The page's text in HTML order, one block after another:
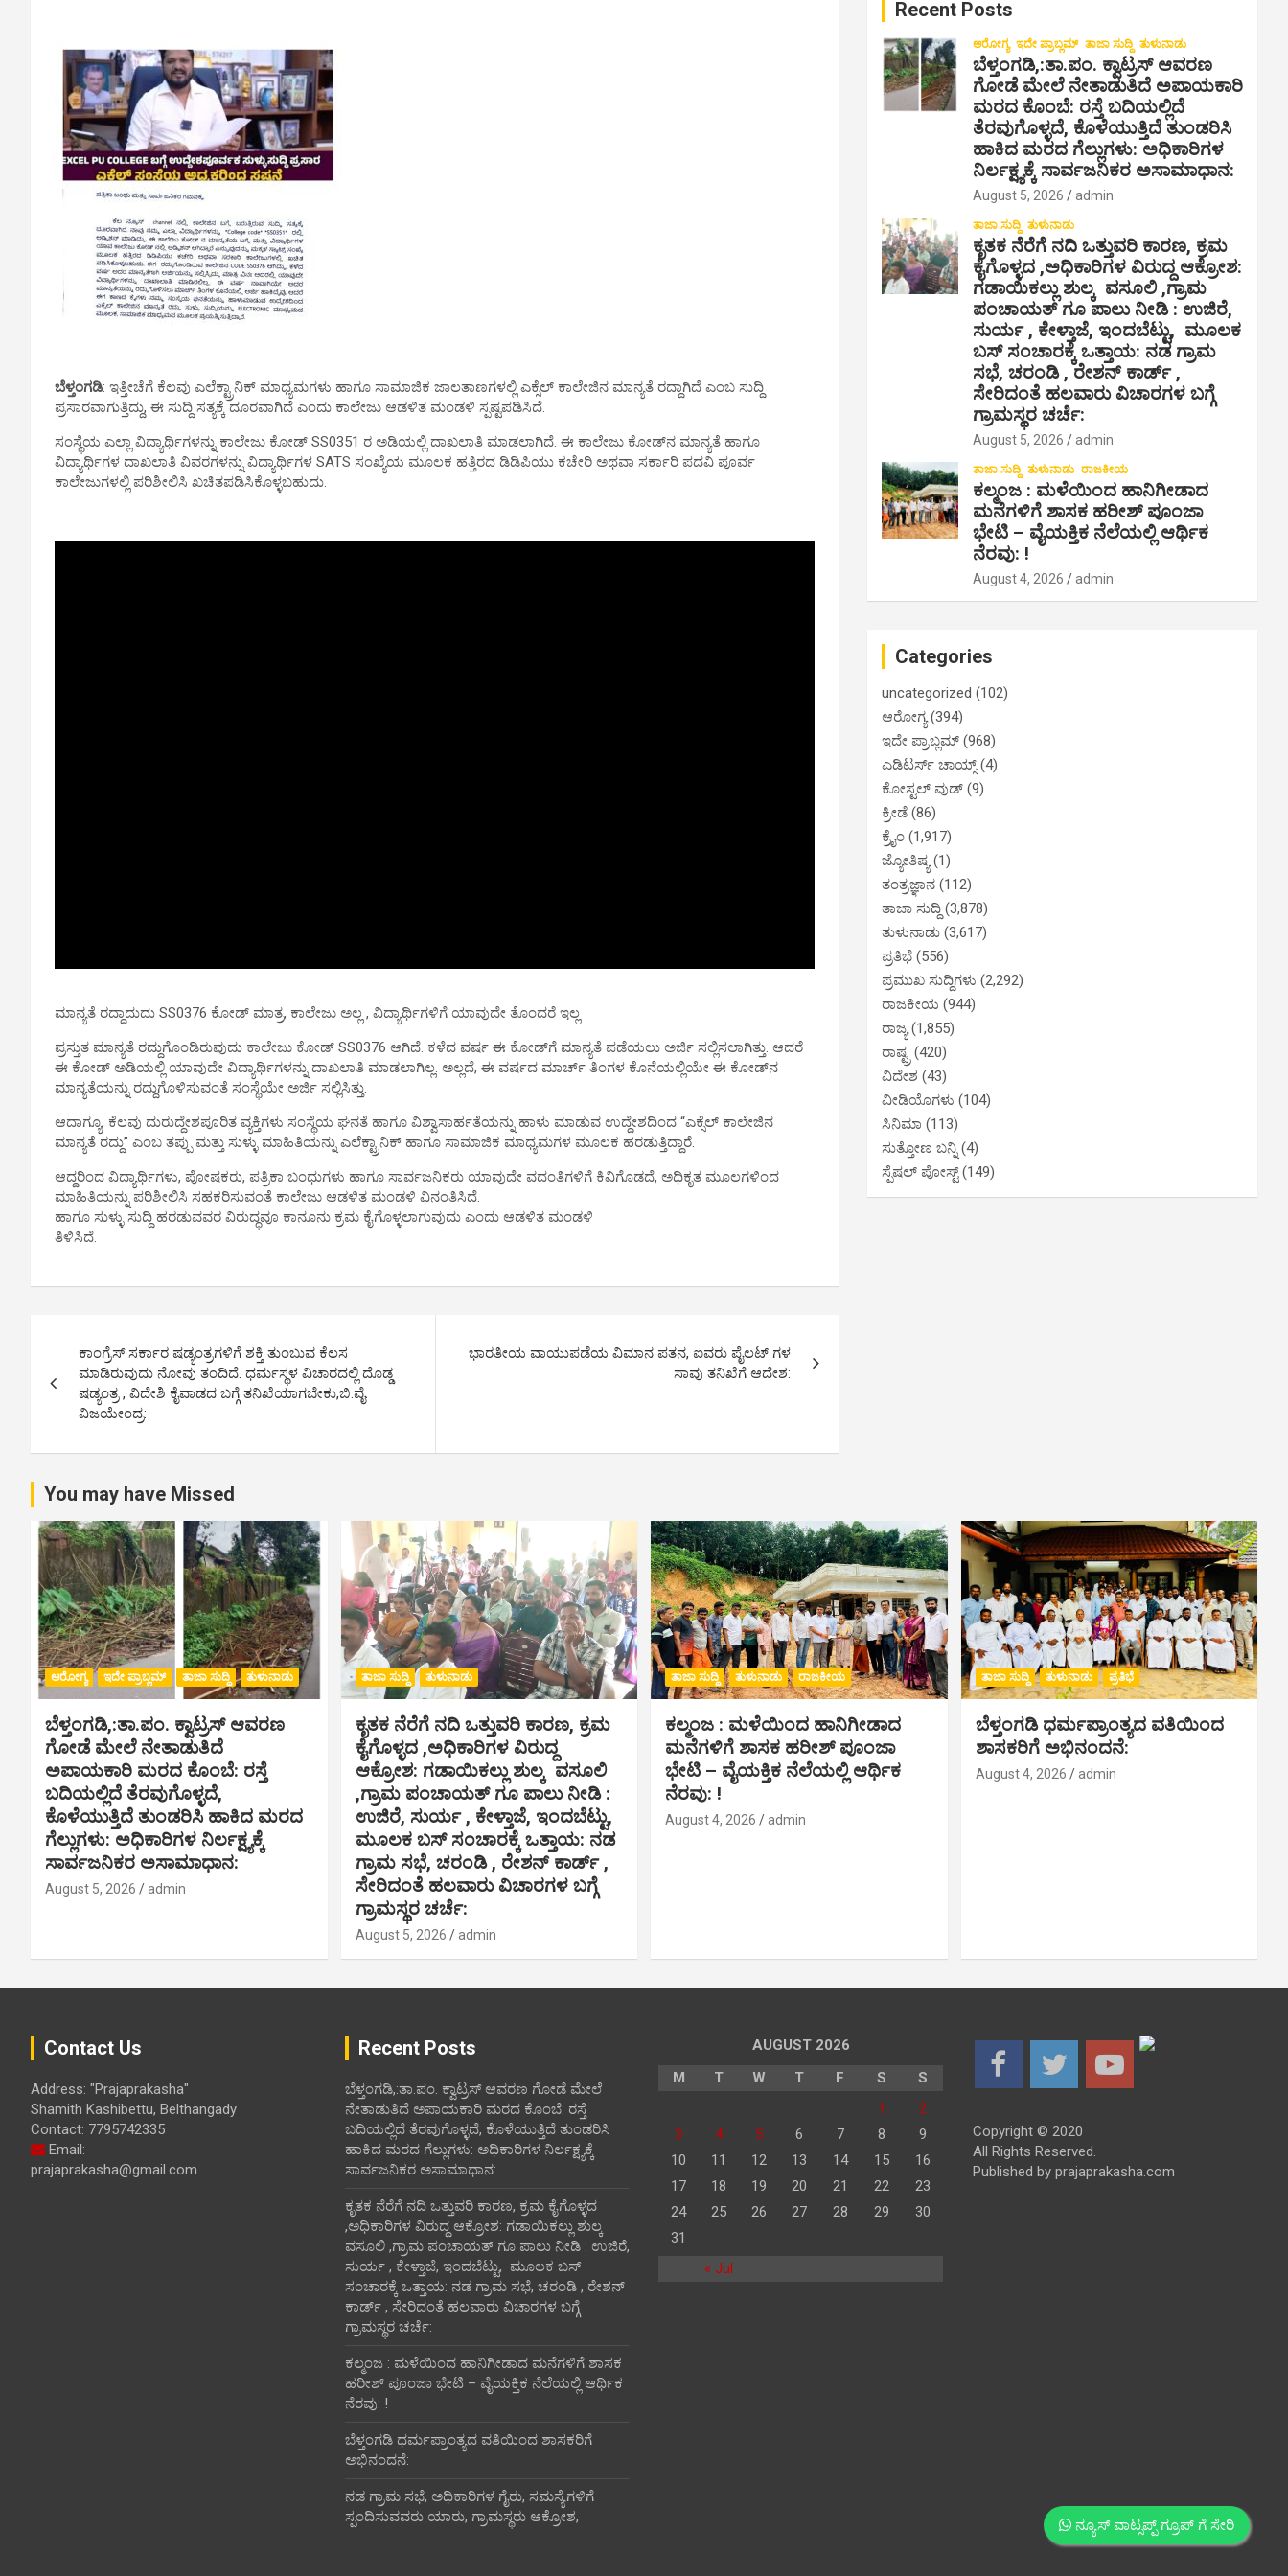
ಬೆಳ್ತಂಗಡಿ: ಇತ್ತೀಚೆಗೆ ಕೆಲವು ಎಲೆಕ್ಟ್ರಾನಿಕ್ ಮಾಧ್ಯಮಗಳು ಹಾಗೂ ಸಾಮಾಜಿಕ ಜಾಲತಾಣಗಳಲ್ಲಿ ಎಕ್ಸೆಲ್ ಕಾಲೇಜಿನ ಮಾನ್ಯತೆ ರದ್ದಾಗಿದೆ ಎಂಬ ಸುದ್ದಿ
ಪ್ರಸಾರವಾಗುತ್ತಿದ್ದು, ಈ ಸುದ್ದಿ ಸತ್ಯಕ್ಕೆ ದೂರವಾಗಿದೆ ಎಂದು ಕಾಲೇಜು ಆಡಳಿತ ಮಂಡಳಿ ಸ್ಪಷ್ಟಪಡಿಸಿದೆ.
ಸಂಸ್ಥೆಯ ಎಲ್ಲಾ ವಿದ್ಯಾರ್ಥಿಗಳನ್ನು ಕಾಲೇಜು ಕೋಡ್ SS0351 ರ ಅಡಿಯಲ್ಲಿ ದಾಖಲಾತಿ ಮಾಡಲಾಗಿದೆ. ಈ ಕಾಲೇಜು ಕೋಡ್‌ನ ಮಾನ್ಯತೆ ಹಾಗೂ
ವಿದ್ಯಾರ್ಥಿಗಳ ದಾಖಲಾತಿ ವಿವರಗಳನ್ನು ವಿದ್ಯಾರ್ಥಿಗಳ SATS ಸಂಖ್ಯೆಯ ಮೂಲಕ ಹತ್ತಿರದ ಡಿಡಿಪಿಯು ಕಚೇರಿ ಅಥವಾ ಸರ್ಕಾರಿ ಪದವಿ ಪೂರ್ವ
ಕಾಲೇಜುಗಳಲ್ಲಿ ಪರಿಶೀಲಿಸಿ ಖಚಿತಪಡಿಸಿಕೊಳ್ಳಬಹುದು.
ಮಾನ್ಯತೆ ರದ್ದಾದುದು SS0376 ಕೋಡ್ ಮಾತ್ರ, ಕಾಲೇಜು ಅಲ್ಲ , ವಿದ್ಯಾರ್ಥಿಗಳಿಗೆ ಯಾವುದೇ ತೊಂದರೆ ಇಲ್ಲ
ಪ್ರಸ್ತುತ ಮಾನ್ಯತೆ ರದ್ದುಗೊಂಡಿರುವುದು ಕಾಲೇಜು ಕೋಡ್ SS0376 ಆಗಿದೆ. ಕಳೆದ ವರ್ಷ ಈ ಕೋಡ್‌ಗೆ ಮಾನ್ಯತೆ ಪಡೆಯಲು ಅರ್ಜಿ ಸಲ್ಲಿಸಲಾಗಿತ್ತು. ಆದರೆ
ಈ ಕೋಡ್ ಅಡಿಯಲ್ಲಿ ಯಾವುದೇ ವಿದ್ಯಾರ್ಥಿಗಳನ್ನು ದಾಖಲಾತಿ ಮಾಡಲಾಗಿಲ್ಲ. ಅಲ್ಲದೆ, ಈ ವರ್ಷದ ಮಾರ್ಚ್ ತಿಂಗಳ ಕೊನೆಯಲ್ಲಿಯೇ ಈ ಕೋಡ್‌ನ
ಮಾನ್ಯತೆಯನ್ನು ರದ್ದುಗೊಳಿಸುವಂತೆ ಸಂಸ್ಥೆಯೇ ಅರ್ಜಿ ಸಲ್ಲಿಸಿತ್ತು.
ಆದಾಗ್ಯೂ, ಕೆಲವು ದುರುದ್ದೇಶಪೂರಿತ ವ್ಯಕ್ತಿಗಳು ಸಂಸ್ಥೆಯ ಘನತೆ ಹಾಗೂ ವಿಶ್ವಾಸಾರ್ಹತೆಯನ್ನು ಹಾಳು ಮಾಡುವ ಉದ್ದೇಶದಿಂದ “ಎಕ್ಸೆಲ್ ಕಾಲೇಜಿನ
ಮಾನ್ಯತೆ ರದ್ದು” ಎಂಬ ತಪ್ಪು ಮತ್ತು ಸುಳ್ಳು ಮಾಹಿತಿಯನ್ನು ಎಲೆಕ್ಟ್ರಾನಿಕ್ ಹಾಗೂ ಸಾಮಾಜಿಕ ಮಾಧ್ಯಮಗಳ ಮೂಲಕ ಹರಡುತ್ತಿದ್ದಾರೆ.
ಆದ್ದರಿಂದ ವಿದ್ಯಾರ್ಥಿಗಳು, ಪೋಷಕರು, ಪತ್ರಿಕಾ ಬಂಧುಗಳು ಹಾಗೂ ಸಾರ್ವಜನಿಕರು ಯಾವುದೇ ವದಂತಿಗಳಿಗೆ ಕಿವಿಗೊಡದೆ, ಅಧಿಕೃತ ಮೂಲಗಳಿಂದ
ಮಾಹಿತಿಯನ್ನು ಪರಿಶೀಲಿಸಿ ಸಹಕರಿಸುವಂತೆ ಕಾಲೇಜು ಆಡಳಿತ ಮಂಡಳಿ ವಿನಂತಿಸಿದೆ.
ಹಾಗೂ ಸುಳ್ಳು ಸುದ್ದಿ ಹರಡುವವರ ವಿರುದ್ಧವೂ ಕಾನೂನು ಕ್ರಮ ಕೈಗೊಳ್ಳಲಾಗುವುದು ಎಂದು ಆಡಳಿತ ಮಂಡಳಿ
ತಿಳಿಸಿದೆ.
t
n
a
v
g
a
o
n
ಕಾಂಗ್ರೆಸ್ ಸರ್ಕಾರ ಷಡ್ಯಂತ್ರಗಳಿಗೆ ಶಕ್ತಿ ತುಂಬುವ ಕೆಲಸ
ಮಾಡಿರುವುದು ನೋವು ತಂದಿದೆ. ಧರ್ಮಸ್ಥಳ ವಿಚಾರದಲ್ಲಿ ದೊಡ್ಡ
ಷಡ್ಯಂತ್ರ , ವಿದೇಶಿ ಕೈವಾಡದ ಬಗ್ಗೆ ತನಿಖೆಯಾಗಬೇಕು,ಬಿ.ವೈ.
ವಿಜಯೇಂದ್ರ:
ಭಾರತೀಯ ವಾಯುಪಡೆಯ ವಿಮಾನ ಪತನ, ಐವರು ಪೈಲಟ್ ಗಳ
ಸಾವು ತನಿಖೆಗೆ ಆದೇಶ:
Recent Posts
ಆರೋಗ್ಯ ಇದೇ ಪ್ರಾಬ್ಲಮ್ ತಾಜಾ ಸುದ್ದಿ ತುಳುನಾಡು
ಬೆಳ್ತಂಗಡಿ,:ತಾ.ಪಂ‌. ಕ್ವಾಟ್ರಸ್ ಆವರಣ
ಗೋಡೆ ಮೇಲೆ ನೇತಾಡುತಿದೆ ಅಪಾಯಕಾರಿ
ಮರದ ಕೊಂಬೆ: ರಸ್ತೆ ಬದಿಯಲ್ಲಿದೆ
ತೆರವುಗೊಳ್ಳದೆ, ಕೊಳೆಯುತ್ತಿದೆ ತುಂಡರಿಸಿ
ಹಾಕಿದ ಮರದ ಗೆಲ್ಲುಗಳು: ಅಧಿಕಾರಿಗಳ
ನಿರ್ಲಕ್ಷ್ಯಕ್ಕೆ ಸಾರ್ವಜನಿಕರ ಅಸಾಮಾಧಾನ:
August 5, 2026 admin
ತಾಜಾ ಸುದ್ದಿ ತುಳುನಾಡು
ಕೃತಕ ನೆರೆಗೆ ನದಿ ಒತ್ತುವರಿ ಕಾರಣ, ಕ್ರಮ
ಕೈಗೊಳ್ಳದ ,ಅಧಿಕಾರಿಗಳ ವಿರುದ್ದ ಆಕ್ರೋಶ:
ಗಡಾಯಿಕಲ್ಲು ಶುಲ್ಕ ವಸೂಲಿ ,ಗ್ರಾಮ
ಪಂಚಾಯತ್ ಗೂ ಪಾಲು ನೀಡಿ : ಉಜಿರೆ,
ಸುರ್ಯ , ಕೇಳ್ತಾಜೆ, ಇಂದಬೆಟ್ಟು, ಮೂಲಕ
ಬಸ್ ಸಂಚಾರಕ್ಕೆ ಒತ್ತಾಯ: ನಡ ಗ್ರಾಮ
ಸಭೆ, ಚರಂಡಿ , ರೇಶನ್ ಕಾರ್ಡ್ ,
ಸೇರಿದಂತೆ ಹಲವಾರು ವಿಚಾರಗಳ ಬಗ್ಗೆ
ಗ್ರಾಮಸ್ಥರ ಚರ್ಚೆ:
August 5, 2026 admin
ತಾಜಾ ಸುದ್ದಿ ತುಳುನಾಡು ರಾಜಕೀಯ
ಕಲ್ಮಂಜ : ಮಳೆಯಿಂದ ಹಾನಿಗೀಡಾದ
ಮನೆಗಳಿಗೆ ಶಾಸಕ ಹರೀಶ್ ಪೂಂಜಾ
ಭೇಟಿ – ವೈಯಕ್ತಿಕ ನೆಲೆಯಲ್ಲಿ ಆರ್ಥಿಕ‌
ನೆರವು: !
August 4, 2026 admin
Categories
uncategorized (102)
ಆರೋಗ್ಯ(394)
ಇದೇ ಪ್ರಾಬ್ಲಮ್ (968)
ಎಡಿಟರ್ಸ್ ಚಾಯ್ಸ್(4)
ಕೋಸ್ಟಲ್ ವುಡ್ (9)
ಕ್ರೀಡೆ (86)
ಕ್ರೈಂ (1,917)
ಜ್ಯೋತಿಷ್ಯ(1)
ತಂತ್ರಜ್ಞಾನ (112)
ತಾಜಾ ಸುದ್ದಿ (3,878)
ತುಳುನಾಡು (3,617)
ಪ್ರತಿಭೆ (556)
ಪ್ರಮುಖ ಸುದ್ದಿಗಳು (2,292)
ರಾಜಕೀಯ (944)
ರಾಜ್ಯ(1,855)
ರಾಷ್ಟ್ರ (420)
ವಿದೇಶ (43)
ವೀಡಿಯೊಗಳು (104)
ಸಿನಿಮಾ (113)
ಸುತ್ತೋಣ ಬನ್ನಿ(4)
ಸ್ಪೆಷಲ್ ಪೋಸ್ಟ್(149)
You may have Missed
ಆರೋಗ್ಯ ಇದೇ ಪ್ರಾಬ್ಲಮ್ ತಾಜಾ ಸುದ್ದಿ ತುಳುನಾಡು
ಬೆಳ್ತಂಗಡಿ,:ತಾ.ಪಂ‌. ಕ್ವಾಟ್ರಸ್ ಆವರಣ
ಗೋಡೆ ಮೇಲೆ ನೇತಾಡುತಿದೆ
ಅಪಾಯಕಾರಿ ಮರದ ಕೊಂಬೆ: ರಸ್ತೆ
ಬದಿಯಲ್ಲಿದೆ ತೆರವುಗೊಳ್ಳದೆ,
ಕೊಳೆಯುತ್ತಿದೆ ತುಂಡರಿಸಿ ಹಾಕಿದ ಮರದ
ಗೆಲ್ಲುಗಳು: ಅಧಿಕಾರಿಗಳ ನಿರ್ಲಕ್ಷ್ಯಕ್ಕೆ
ಸಾರ್ವಜನಿಕರ ಅಸಾಮಾಧಾನ:
August 5, 2026 admin
ತಾಜಾ ಸುದ್ದಿ ತುಳುನಾಡು
ಕೃತಕ ನೆರೆಗೆ ನದಿ ಒತ್ತುವರಿ ಕಾರಣ, ಕ್ರಮ
ಕೈಗೊಳ್ಳದ ,ಅಧಿಕಾರಿಗಳ ವಿರುದ್ದ
ಆಕ್ರೋಶ: ಗಡಾಯಿಕಲ್ಲು ಶುಲ್ಕ ವಸೂಲಿ
,ಗ್ರಾಮ ಪಂಚಾಯತ್ ಗೂ ಪಾಲು ನೀಡಿ :
ಉಜಿರೆ, ಸುರ್ಯ , ಕೇಳ್ತಾಜೆ, ಇಂದಬೆಟ್ಟು,
ಮೂಲಕ ಬಸ್ ಸಂಚಾರಕ್ಕೆ ಒತ್ತಾಯ: ನಡ
ಗ್ರಾಮ ಸಭೆ, ಚರಂಡಿ , ರೇಶನ್ ಕಾರ್ಡ್ ,
ಸೇರಿದಂತೆ ಹಲವಾರು ವಿಚಾರಗಳ ಬಗ್ಗೆ
ಗ್ರಾಮಸ್ಥರ ಚರ್ಚೆ:
August 5, 2026 admin
ತಾಜಾ ಸುದ್ದಿ ತುಳುನಾಡು ರಾಜಕೀಯ
ಕಲ್ಮಂಜ : ಮಳೆಯಿಂದ ಹಾನಿಗೀಡಾದ
ಮನೆಗಳಿಗೆ ಶಾಸಕ ಹರೀಶ್ ಪೂಂಜಾ
ಭೇಟಿ – ವೈಯಕ್ತಿಕ ನೆಲೆಯಲ್ಲಿ ಆರ್ಥಿಕ‌
ನೆರವು: !
August 4, 2026 admin
ತಾಜಾ ಸುದ್ದಿ ತುಳುನಾಡು ಪ್ರತಿಭೆ
ಬೆಳ್ತಂಗಡಿ ಧರ್ಮಪ್ರಾಂತ್ಯದ ವತಿಯಿಂದ
ಶಾಸಕರಿಗೆ ಅಭಿನಂದನೆ:
August 4, 2026 admin
Contact Us
Address: "Prajaprakasha"
Shamith Kashibettu, Belthangady
Contact: 7795742335
Email:
prajaprakasha@gmail.com
ನ್ಯೂಸ್ ವಾಟ್ಸಪ್ಪ್ ಗ್ರೂಪ್ ಗೆ ಸೇರಿ
Recent Posts
ಬೆಳ್ತಂಗಡಿ,:ತಾ.ಪಂ‌. ಕ್ವಾಟ್ರಸ್ ಆವರಣ ಗೋಡೆ ಮೇಲೆ
ನೇತಾಡುತಿದೆ ಅಪಾಯಕಾರಿ ಮರದ ಕೊಂಬೆ: ರಸ್ತೆ
ಬದಿಯಲ್ಲಿದೆ ತೆರವುಗೊಳ್ಳದೆ, ಕೊಳೆಯುತ್ತಿದೆ ತುಂಡರಿಸಿ
ಹಾಕಿದ ಮರದ ಗೆಲ್ಲುಗಳು: ಅಧಿಕಾರಿಗಳ ನಿರ್ಲಕ್ಷ್ಯಕ್ಕೆ
ಸಾರ್ವಜನಿಕರ ಅಸಾಮಾಧಾನ:
ಕೃತಕ ನೆರೆಗೆ ನದಿ ಒತ್ತುವರಿ ಕಾರಣ, ಕ್ರಮ ಕೈಗೊಳ್ಳದ
,ಅಧಿಕಾರಿಗಳ ವಿರುದ್ದ ಆಕ್ರೋಶ: ಗಡಾಯಿಕಲ್ಲು ಶುಲ್ಕ
ವಸೂಲಿ ,ಗ್ರಾಮ ಪಂಚಾಯತ್ ಗೂ ಪಾಲು ನೀಡಿ : ಉಜಿರೆ,
ಸುರ್ಯ , ಕೇಳ್ತಾಜೆ, ಇಂದಬೆಟ್ಟು, ಮೂಲಕ ಬಸ್
ಸಂಚಾರಕ್ಕೆ ಒತ್ತಾಯ: ನಡ ಗ್ರಾಮ ಸಭೆ, ಚರಂಡಿ , ರೇಶನ್
ಕಾರ್ಡ್ , ಸೇರಿದಂತೆ ಹಲವಾರು ವಿಚಾರಗಳ ಬಗ್ಗೆ
ಗ್ರಾಮಸ್ಥರ ಚರ್ಚೆ:
ಕಲ್ಮಂಜ : ಮಳೆಯಿಂದ ಹಾನಿಗೀಡಾದ ಮನೆಗಳಿಗೆ ಶಾಸಕ
ಹರೀಶ್ ಪೂಂಜಾ ಭೇಟಿ – ವೈಯಕ್ತಿಕ ನೆಲೆಯಲ್ಲಿ ಆರ್ಥಿಕ‌
ನೆರವು: !
ಬೆಳ್ತಂಗಡಿ ಧರ್ಮಪ್ರಾಂತ್ಯದ ವತಿಯಿಂದ ಶಾಸಕರಿಗೆ
ಅಭಿನಂದನೆ:
ನಡ ಗ್ರಾಮ ಸಭೆ, ಅಧಿಕಾರಿಗಳ ಗೈರು, ಸಮಸ್ಯೆಗಳಿಗೆ
ಸ್ಪಂದಿಸುವವರು ಯಾರು, ಗ್ರಾಮಸ್ಥರು ಆಕ್ರೋಶ,
AUGUST 2026
M
T W T F S S
« Jul
1
2
3
4 5 6 7 8
9
10
11 12 13 14 15
16
17
18 19 20 21 22
23
24
25 26 27 28 29
30
31
Copyright © 2020
All Rights Reserved.
Published by prajaprakasha.com